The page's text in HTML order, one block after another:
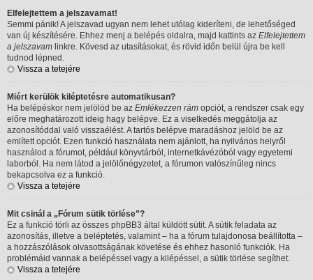
Elfelejtettem a jelszavamat!
Semmi pánik! A jelszavad ugyan nem lehet utólag kideríteni, de lehetőséged
van új készítésére. Ehhez menj a belépés oldalra, majd kattints az Elfelejtettem
a jelszavam linkre. Kövesd az utasításokat, és rövid időn belül újra be kell
tudnod lépned.
Vissza a tetejére
Miért kerülök kiléptetésre automatikusan?
Ha belépéskor nem jelölöd be az Emlékezzen rám opciót, a rendszer csak egy
előre meghatározott ideig hagy belépve. Ez a viselkedés meggátolja az
azonosítóddal való visszaélést. A tartós belépve maradáshoz jelöld be az
említett opciót. Ezen funkció használata nem ajánlott, ha nyilvános helyről
használod a fórumot, például könyvtárból, internetkávézóból vagy egyetemi
laborból. Ha nem látod a jelölőnégyzetet, a fórumon valószínűleg nincs
bekapcsolva ez a funkció.
Vissza a tetejére
Mit csinál a „Fórum sütik törlése”?
Ez a funkció törli az összes phpBB3 által küldött sütit. A sütik feladata az
azonosítás, illetve a beléptetés, valamint – ha a fórum tulajdonosa beállította –
a hozzászólások olvasottságának követése és ehhez hasonló funkciók. Ha
problémáid vannak a belépéssel vagy a kilépéssel, a sütik törlése segíthet.
Vissza a tetejére